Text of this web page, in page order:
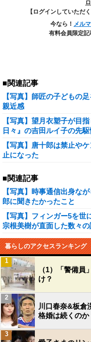
【ログインしていただ
今なら！ メル
有料会員限定記
■関連記事
【写真】師匠の子どもの
親近感
【写真】望月衣塑子が目
日々』の吉田ルイ子の先
【写真】唐十郎は禁止や
止になった
■関連記事
【写真】時事通信出身な
郎に聞きたかったこと
【写真】フィンガー5を
宗根美樹が直面した数々
暮らしのアクセスランキング
（1）「警備員
け？
1
川口春奈&板倉
格婚は続くのか
2
3